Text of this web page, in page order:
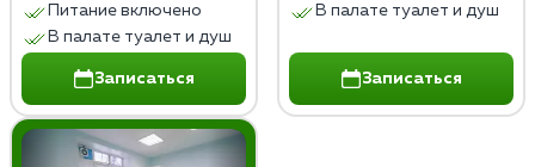
Питание включено
В палате туалет и душ
Записаться
В палате туалет и душ
Записаться